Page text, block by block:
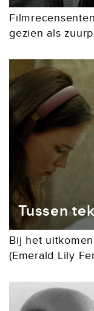
gezien als
Waarom zijn
En waar wringt
Tussen
Bij het
(Emerald Lily
kreeg het
per se positief....